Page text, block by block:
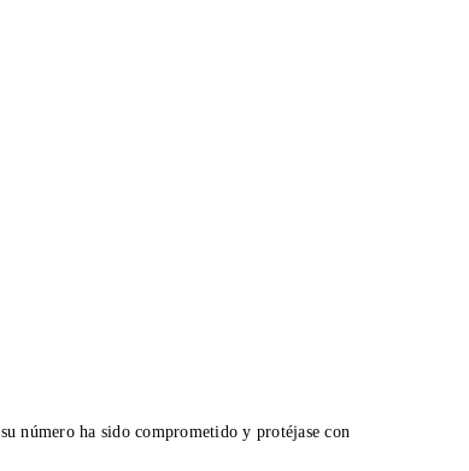
número ha sido comprometido y protéjase con